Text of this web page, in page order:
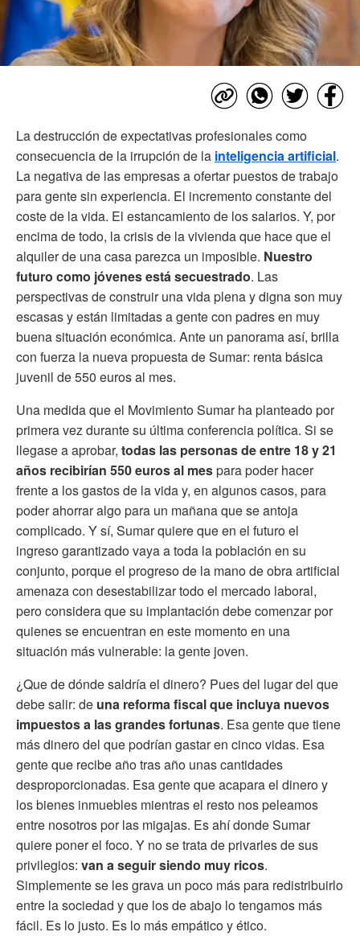
La destrucción de expectativas profesionales como
consecuencia de la irrupción de la inteligencia artificial.
La negativa de las empresas a ofertar puestos de trabajo
para gente sin experiencia. El incremento constante del
coste de la vida. El estancamiento de los salarios. Y, por
encima de todo, la crisis de la vivienda que hace que el
alquiler de una casa parezca un imposible. Nuestro
futuro como jóvenes está secuestrado. Las
perspectivas de construir una vida plena y digna son muy
escasas y están limitadas a gente con padres en muy
buena situación económica. Ante un panorama así, brilla
con fuerza la nueva propuesta de Sumar: renta básica
juvenil de 550 euros al mes.
Una medida que el Movimiento Sumar ha planteado por
primera vez durante su última conferencia política. Si se
llegase a aprobar, todas las personas de entre 18 y 21
años recibirían 550 euros al mespara poder hacer
frente a los gastos de la vida y, en algunos casos, para
poder ahorrar algo para un mañana que se antoja
complicado. Y sí, Sumar quiere que en el futuro el
ingreso garantizado vaya a toda la población en su
conjunto, porque el progreso de la mano de obra artificial
amenaza con desestabilizar todo el mercado laboral,
pero considera que su implantación debe comenzar por
quienes se encuentran en este momento en una
situación más vulnerable: la gente joven.
¿Que de dónde saldría el dinero? Pues del lugar del que
debe salir: de una reforma fiscal que incluya nuevos
impuestos a las grandes fortunas. Esa gente que tiene
más dinero del que podrían gastar en cinco vidas. Esa
gente que recibe año tras año unas cantidades
desproporcionadas. Esa gente que acapara el dinero y
los bienes inmuebles mientras el resto nos peleamos
entre nosotros por las migajas. Es ahí donde Sumar
quiere poner el foco. Y no se trata de privarles de sus
privilegios: van a seguir siendo muy ricos.
Simplemente se les grava un poco más para redistribuirlo
entre la sociedad y que los de abajo lo tengamos más
fácil. Es lo justo. Es lo más empático y ético.